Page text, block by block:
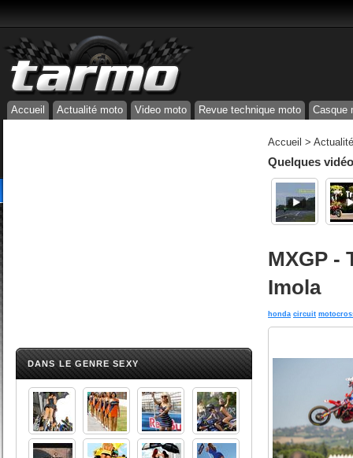
Accueil Actualité moto Video moto Revue technique moto Casque
DANS LE GENRE SEXY
Accueil >
Quelques
MXGP -
Imola
honda circuit